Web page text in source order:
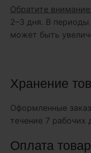
Обратите внимание:
2–3 дня. В периоды
может быть
Хранение
Оформленные
течение 7 рабочих
Оплата